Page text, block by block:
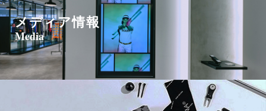
メディア情報
Media